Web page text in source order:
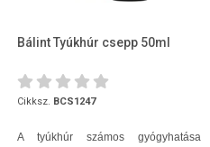
Bálint Tyúkhúr csepp 50ml
Cikksz. BCS1247
A tyúkhúr számos gyógyhatása